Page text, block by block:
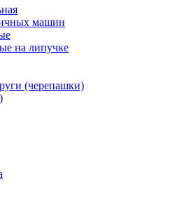
машин
на липучке
(черепашки)